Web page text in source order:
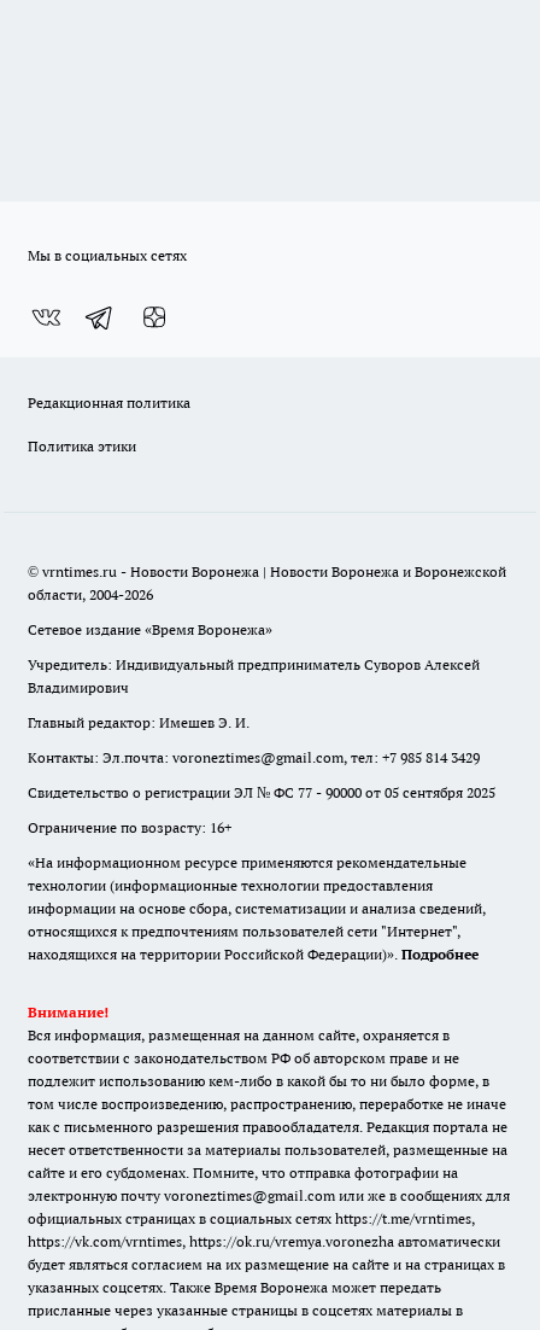
Мы в социальных сетях
Редакционная политика
Политика этики
© vrntimes.ru - Новости Воронежа | Новости Воронежа и Воронежской
области, 2004-2026
Сетевое издание «Время Воронежа»
Учредитель: Индивидуальный предприниматель Суворов Алексей
Владимирович
Главный редактор: Имешев Э. И.
Контакты: Эл.почта: voroneztimes@gmail.com, тел: +7 985 814 3429
Свидетельство о регистрации ЭЛ № ФС 77 - 90000 от 05 сентября 2025
Ограничение по возрасту: 16+
«На информационном ресурсе применяются рекомендательные
технологии (информационные технологии предоставления
информации на основе сбора, систематизации и анализа сведений,
относящихся к предпочтениям пользователей сети "Интернет",
находящихся на территории Российской Федерации)». Подробнее
Внимание!
Вся информация, размещенная на данном сайте, охраняется в
соответствии с законодательством РФ об авторском праве и не
подлежит использованию кем-либо в какой бы то ни было форме, в
том числе воспроизведению, распространению, переработке не иначе
как с письменного разрешения правообладателя. Редакция портала не
несет ответственности за материалы пользователей, размещенные на
сайте и его субдоменах. Помните, что отправка фотографии на
электронную почту voroneztimes@gmail.com или же в сообщениях для
официальных страницах в социальных сетях https://t.me/vrntimes,
https://vk.com/vrntimes, https://ok.ru/vremya.voronezha автоматически
будет являться согласием на их размещение на сайте и на страницах в
указанных соцсетях. Также Время Воронежа может передать
присланные через указанные страницы в соцсетях материалы в